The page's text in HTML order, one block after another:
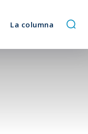
La columna